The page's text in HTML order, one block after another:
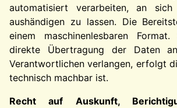
automatisiert verarbeiten, an
aushändigen zu lassen. Die
einem maschinenlesbaren
direkte Übertragung der Daten
Verantwortlichen verlangen, erfolgt
technisch machbar ist.
Recht auf Auskunft,